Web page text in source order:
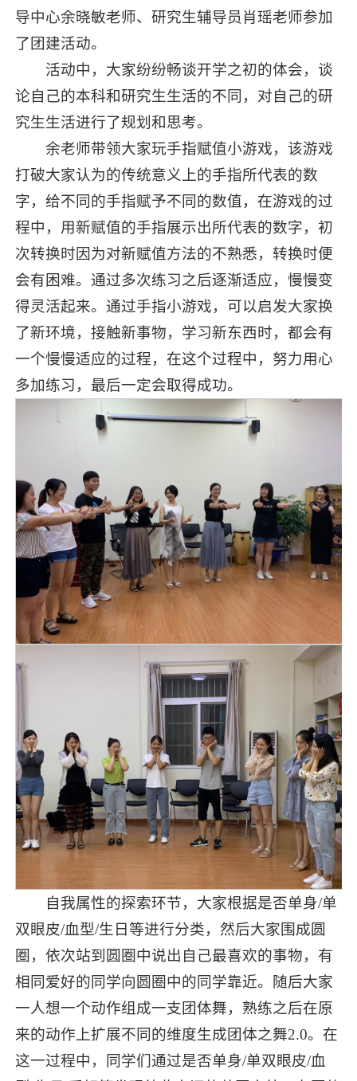
导中心余晓敏老师、研究生辅导员肖瑶老师参加
了团建活动。
活动中，大家纷纷畅谈开学之初的体会，谈
论自己的本科和研究生生活的不同，对自己的研
究生生活进行了规划和思考。
余老师带领大家玩手指赋值小游戏，该游戏
打破大家认为的传统意义上的手指所代表的数
字，给不同的手指赋予不同的数值，在游戏的过
程中，用新赋值的手指展示出所代表的数字，初
次转换时因为对新赋值方法的不熟悉，转换时便
会有困难。通过多次练习之后逐渐适应，慢慢变
得灵活起来。通过手指小游戏，可以启发大家换
了新环境，接触新事物，学习新东西时，都会有
一个慢慢适应的过程，在这个过程中，努力用心
多加练习，最后一定会取得成功。
自我属性的探索环节，大家根据是否单身/单
双眼皮/血型/生日等进行分类，然后大家围成圆
圈，依次站到圆圈中说出自己最喜欢的事物，有
相同爱好的同学向圆圈中的同学靠近。随后大家
一人想一个动作组成一支团体舞，熟练之后在原
来的动作上扩展不同的维度生成团体之舞2.0。在
这一过程中，同学们通过是否单身/单双眼皮/血